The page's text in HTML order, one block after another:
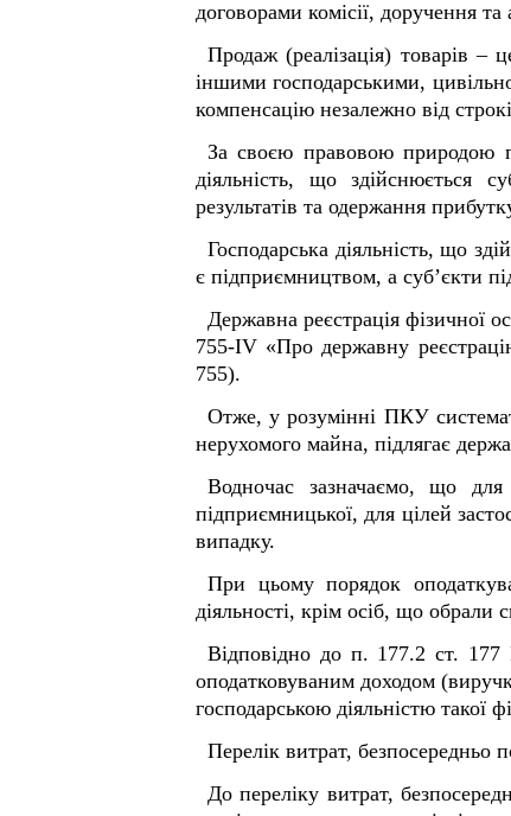
договорами комісії, доручення
Продаж (реалізація) товарів –
іншими господарськими,
компенсацію незалежно від
За своєю правовою природою
діяльність, що здійснюється
результатів та одержання
Господарська діяльність, що
є підприємництвом, а суб’єкти
Державна реєстрація фізичної
755-IV «Про державну
755).
Отже, у розумінні ПКУ
нерухомого майна, підлягає
Водночас зазначаємо, що для
підприємницької, для цілей
випадку.
При цьому порядок
діяльності, крім осіб, що
Відповідно до п. 177.2 ст. 177
оподатковуваним доходом
господарською діяльністю такої
Перелік витрат, безпосередньо
До переліку витрат,